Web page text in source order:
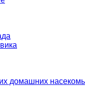
домашних